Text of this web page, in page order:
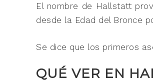
El nombre de Hallstatt
desde la Edad del Bronce
Se dice que los primeros
QUÉ VER EN